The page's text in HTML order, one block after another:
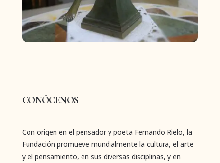
CONÓCENOS
Con origen en el pensador y poeta Fernando Rielo, la
Fundación promueve mundialmente la cultura, el arte
y el pensamiento, en sus diversas disciplinas, y en